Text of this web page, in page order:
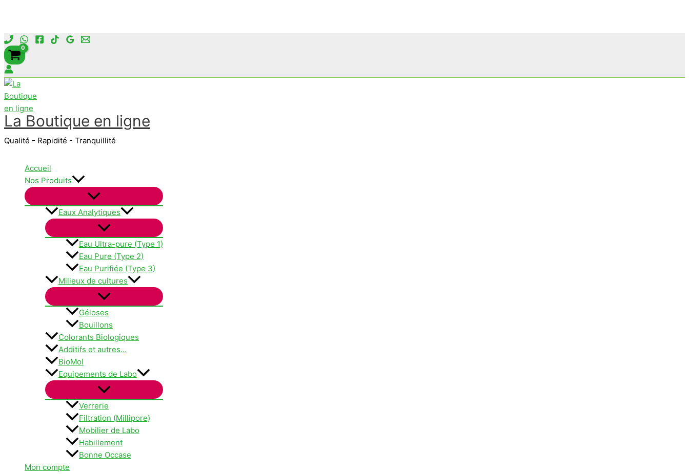
Aller
au
contenu
La Boutique en ligne
Qualité - Rapidité - Tranquillité
Accueil
Nos Produits
Eaux Analytiques
Eau Ultra-pure (Type 1)
Eau Pure (Type 2)
Eau Purifiée (Type 3)
Milieux de cultures
Géloses
Bouillons
Colorants Biologiques
Additifs et autres…
BioMol
Equipements de Labo
Verrerie
Filtration (Millipore)
Mobilier de Labo
Habillement
Bonne Occase
Mon compte